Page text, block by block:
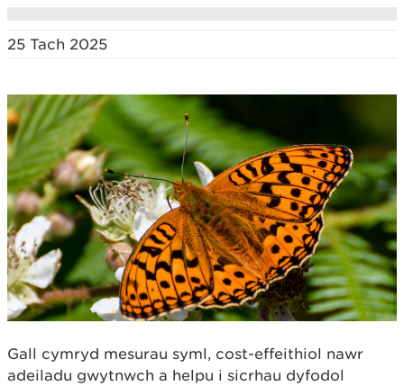
25 Tach 2025
Gall cymryd mesurau syml, cost-effeithiol nawr
adeiladu gwytnwch a helpu i sicrhau dyfodol